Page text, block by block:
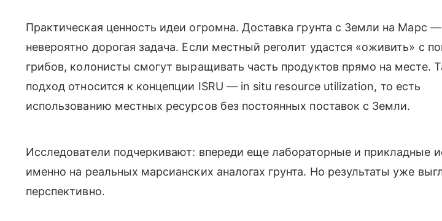
Практическая ценность идеи огромна. Доставка грунта с Земли на Марс —
невероятно дорогая задача. Если местный реголит удастся «оживить» с
грибов, колонисты смогут выращивать часть продуктов прямо на месте.
подход относится к концепции ISRU — in situ resource utilization, то есть
использованию местных ресурсов без постоянных поставок с Земли.
Исследователи подчеркивают: впереди еще лабораторные и прикладные
именно на реальных марсианских аналогах грунта. Но результаты уже
перспективно.